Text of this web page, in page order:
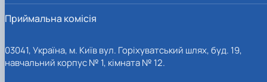
Приймальна комісія
03041, Україна, м. Київ вул. Горіхуватський шлях, буд. 19,
навчальний корпус № 1, кімната № 12.